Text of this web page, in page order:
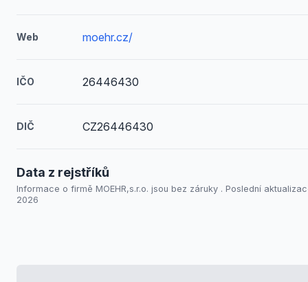
Web moehr.cz/
IČO 26446430
DIČ CZ26446430
Data z rejstříků
Informace o firmě MOEHR,s.r.o. jsou bez záruky . Poslední
2026